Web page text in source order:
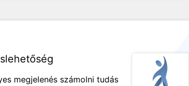
megjelenés számolni tudás